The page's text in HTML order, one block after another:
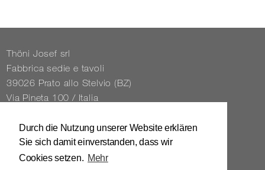
Durch die Nutzung unserer Website erklären
Sie sich damit einverstanden, dass wir
Cookies setzen. Mehr
Thöni Josef srl
Fabbrica sedie e tavoli
39026 Prato allo Stelvio (BZ)
Via Pineta 100 / Italia
Tel. 0039 / 0473 / 61 62 43
info@​stuhl.​it